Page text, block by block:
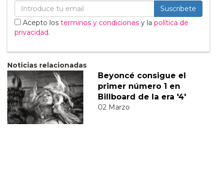
Suscribete
Acepto los terminos y condiciones y la política de
privacidad.
Noticias relacionadas
Beyoncé consigue el
primer número 1 en
Billboard de la era '4'
02 Marzo